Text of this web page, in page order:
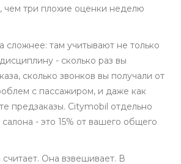
чем три плохие оценки неделю
сложнее: там учитывают не только
- сколько раз вы
сколько звонков вы получали от
с пассажиром, и даже как
предзаказы. Citymobil отдельно
- это 15% от вашего общего
Она взвешивает. В